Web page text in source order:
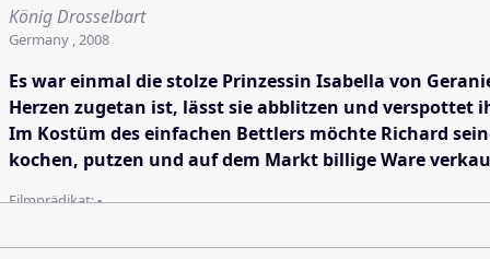
König Drosselbart
Germany , 2008
Es war einmal die stolze Prinzessin Isabella von
Herzen zugetan ist, lässt sie abblitzen und verspottet
Im Kostüm des einfachen Bettlers möchte Richard
kochen, putzen und auf dem Markt billige Ware
Filmprädikat:-